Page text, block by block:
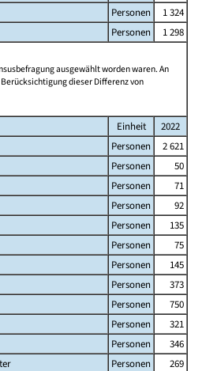
Personen
1 324
Personen
1 298
ausgewählt worden waren. An
dieser Differenz von
Einheit
2022
Personen
2 621
Personen
50
Personen
71
Personen
92
Personen
135
Personen
75
Personen
145
Personen
373
Personen
750
Personen
321
Personen
346
Personen
269